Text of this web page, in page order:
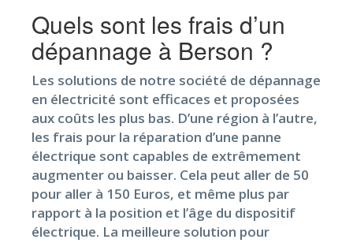
Quels sont les frais d’un
dépannage à Berson ?
Les solutions de notre société de dépannage
en électricité sont efficaces et proposées
aux coûts les plus bas. D’une région à l’autre,
les frais pour la réparation d’une panne
électrique sont capables de extrêmement
augmenter ou baisser. Cela peut aller de 50
pour aller à 150 Euros, et même plus par
rapport à la position et l’âge du dispositif
électrique. La meilleure solution pour